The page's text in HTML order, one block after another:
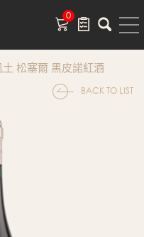
0
松塞爾 黑皮諾紅酒
BACK TO LIST